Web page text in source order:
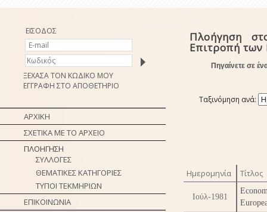
ΕΙΣΟΔΟΣ
ΞΕΧΑΣΑ ΤΟΝ ΚΩΔΙΚΟ ΜΟΥ
ΕΓΓΡΑΦΗ ΣΤΟ ΑΠΟΘΕΤΗΡΙΟ
ΑΡΧΙΚΗ
ΣΧΕΤΙΚΑ ΜΕ ΤΟ ΑΡΧΕΙΟ
ΠΛΟΗΓΗΣΗ
ΣΥΛΛΟΓΕΣ
ΘΕΜΑΤΙΚΕΣ ΚΑΤΗΓΟΡΙΕΣ
ΤΥΠΟΙ ΤΕΚΜΗΡΙΩΝ
ΕΠΙΚΟΙΝΩΝΙΑ
Πλοήγηση
Επιτροπή
Πηγαίνετε σε
Ταξινόμηση ανά:
Ημερομηνία Τίτλος
Ιούλ-1981